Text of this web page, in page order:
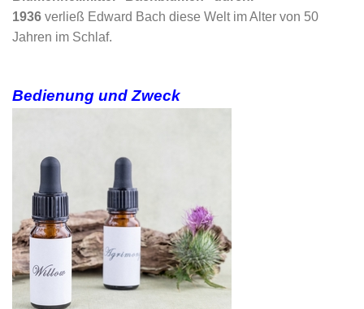
1936 verließ Edward Bach diese Welt im Alter von 50
Jahren im Schlaf.
Bedienung und Zweck